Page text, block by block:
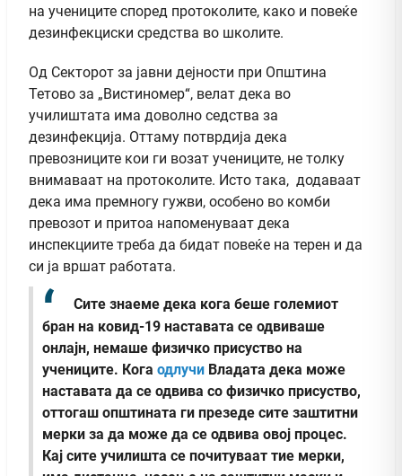
на учениците според протоколите, како и повеќе
дезинфекциски средства во школите.
Од Секторот за јавни дејности при Општина
Тетово за „Вистиномер“, велат дека во
училиштата има доволно седства за
дезинфекција. Оттаму потврдија дека
превозниците кои ги возат учениците, не толку
внимаваат на протоколите. Исто така, додаваат
дека има премногу гужви, особено во комби
превозот и притоа напоменуваат дека
инспекциите треба да бидат повеќе на терен и да
си ја вршат работата.
Сите знаеме дека кога беше големиот
бран на ковид-19 наставата се одвиваше
онлајн, немаше физичко присуство на
учениците. Кога одлучи Владата дека може
наставата да се одвива со физичко присуство,
оттогаш општината ги презеде сите заштитни
мерки за да може да се одвива овој процес.
Кај сите училишта се почитуваат тие мерки,